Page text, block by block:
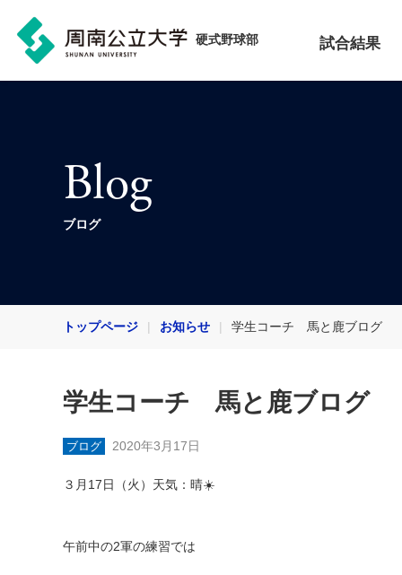
硬式野球部 試合結果
Blog
ブログ
トップページ お知らせ 学生コーチ 馬と鹿ブログ
学生コーチ 馬と鹿ブログ
ブログ 2020年3月17日
３月 17日（火）天気：晴☀️
午前中の2軍の練習では